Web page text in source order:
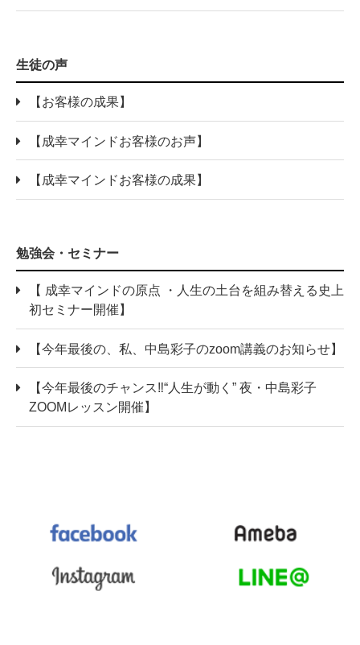
生徒の声
【お客様の成果】
【成幸マインドお客様のお声】
【成幸マインドお客様の成果】
勉強会・セミナー
【 成幸マインドの原点 ・人生の土台を組み替える史上
初セミナー開催】
【今年最後の、私、中島彩子のzoom講義のお知らせ】
【今年最後のチャンス‼“人生が動く” 夜・中島彩子
ZOOMレッスン開催】